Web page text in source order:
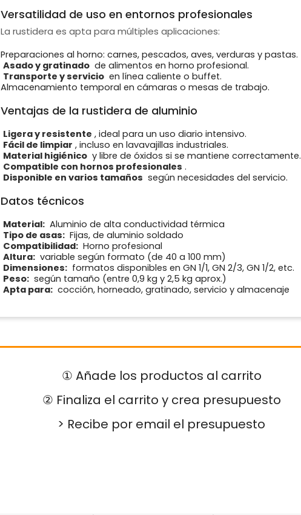
Versatilidad de uso en entornos profesionales
La rustidera es apta para múltiples aplicaciones:
Preparaciones al horno: carnes, pescados, aves, verduras y pastas.
Asado y gratinado de alimentos en horno profesional.
Transporte y servicio en línea caliente o buffet.
Almacenamiento temporal en cámaras o mesas de trabajo.
Ventajas de la rustidera de aluminio
Ligera y resistente , ideal para un uso diario intensivo.
Fácil de limpiar , incluso en lavavajillas industriales.
Material higiénico y libre de óxidos si se mantiene correctamente.
Compatible con hornos profesionales .
Disponible en varios tamaños según necesidades del servicio.
Datos técnicos
Material: Aluminio de alta conductividad térmica
Tipo de asas: Fijas, de aluminio soldado
Compatibilidad: Horno profesional
Altura: variable según formato (de 40 a 100 mm)
Dimensiones: formatos disponibles en GN 1/1, GN 2/3, GN 1/2, etc.
Peso: según tamaño (entre 0,9 kg y 2,5 kg aprox.)
Apta para: cocción, horneado, gratinado, servicio y almacenaje
① Añade los productos al carrito
② Finaliza el carrito y crea presupuesto
> Recibe por email el presupuesto